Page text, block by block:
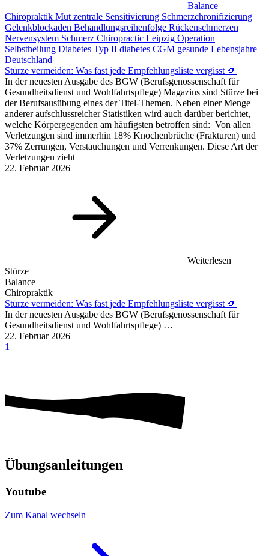
Balance
Chiropraktik Mut zentrale Sensitivierung Schmerzchronifizierung
Gelenkblockaden Behandlungsreihenfolge Rückenschmerzen
Nervensystem Schmerz Chiropractic Leipzig Operation
Selbstheilung Diabetes Typ II diabetes CGM gesunde Lebensjahre
Deutschland
Stürze vermeiden: Was fast jede Empfehlungsliste vergisst 🫵
In der neuesten Ausgabe des BGW (Berufsgenossenschaft für
Gesundheitsdienst und Wohlfahrtspflege) Magazins sind Stürze bei
der Berufsausübung eines der Titel-Themen. Neben einer Menge
anderer aufschlussreicher Statistiken wird auch darüber berichtet,
welche Körpergegenden am häufigsten betroffen sind: Von allen
Verletzungen sind immerhin 18% Knochenbrüche (Frakturen) und
37% Zerrungen, Verstauchungen und Verrenkungen. Diese Art der
Verletzungen zieht
22. Februar 2026
Weiterlesen
Stürze
Balance
Chiropraktik
Stürze vermeiden: Was fast jede Empfehlungsliste vergisst 🫵
In der neuesten Ausgabe des BGW (Berufsgenossenschaft für
Gesundheitsdienst und Wohlfahrtspflege) …
22. Februar 2026
1
Übungsanleitungen
Youtube
Zum Kanal wechseln